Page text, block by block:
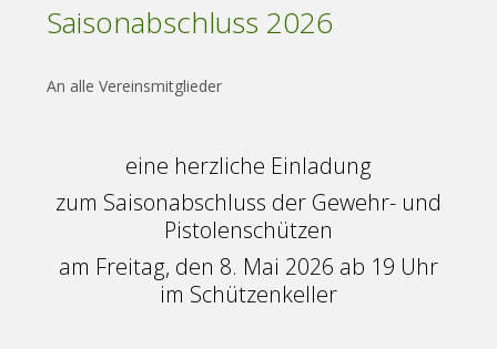
Saisonabschluss 2026
An alle Vereinsmitglieder
eine herzliche Einladung
zum Saisonabschluss der Gewehr- und
Pistolenschützen
am Freitag, den 8. Mai 2026 ab 19 Uhr
im Schützenkeller